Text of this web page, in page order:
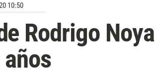
10:50
Rodrigo Noya